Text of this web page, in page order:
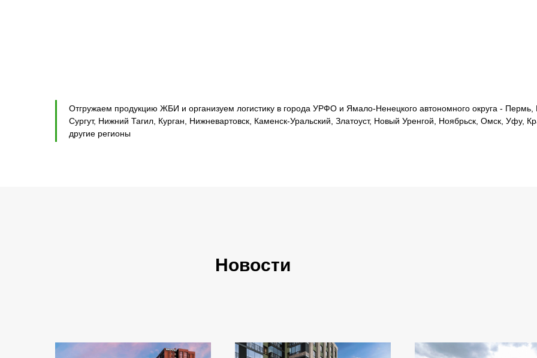
Отгружаем продукцию ЖБИ и организуем логистику в города УРФО и Ямало-Ненецкого автономного округа - Пермь,
Сургут, Нижний Тагил, Курган, Нижневартовск, Каменск-Уральский, Златоуст, Новый Уренгой, Ноябрьск, Омск, Уфу,
другие регионы
Новости